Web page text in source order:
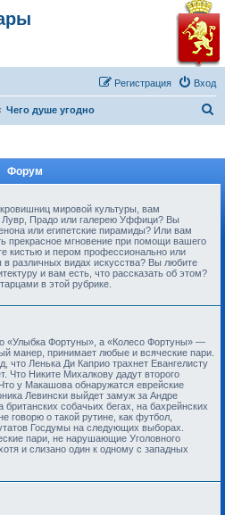
Вход
Регистрация
Чего душе угодно
Форум
мировой культуры, вам
Лувр, Прадо или галерею Уффици? Вы
или египетские пирамиды? Или вам
прекрасное мгновение при помощи вашего
кистью и пером профессионально или
в различных видах искусства? Вы любите
и вам есть, что рассказать об этом?
в этой рубрике.
«Улыбка Фортуны», а «Колесо Фортуны» —
манер, принимает любые и всяческие пари.
что Ленька Ди Каприо трахнет Евангелисту
Что Никите Михалкову дадут второго
у Макашова обнаружатся еврейские
Левински выйдет замуж за Андре
собачьих бегах, на бахрейнских
говорю о такой рутине, как футбол,
Госдумы на следующих выборах.
пари, не нарушающие Уголовного
и слизано один к одному с западных